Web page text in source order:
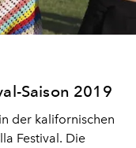
Saison 2019
der kalifornischen
Festival. Die